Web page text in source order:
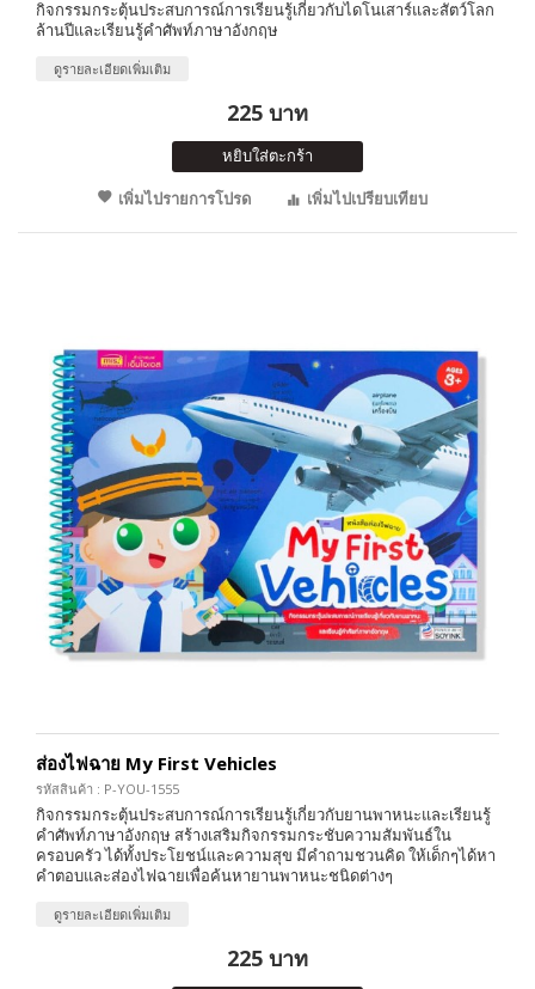
กิจกรรมกระตุ้นประสบการณ์การเรียนรู้เกี่ยวกับไดโนเสาร์และสัตว์โลก
ล้านปีและเรียนรู้คำศัพท์ภาษาอังกฤษ
ดูรายละเอียดเพิ่มเติม
225 บาท
หยิบใส่ตะกร้า
เพิ่มไปรายการโปรด
เพิ่มไปเปรียบเทียบ
ส่องไฟฉาย My First Vehicles
รหัสสินค้า : P-YOU-1555
กิจกรรมกระตุ้นประสบการณ์การเรียนรู้เกี่ยวกับยานพาหนะและเรียนรู้
คำศัพท์ภาษาอังกฤษ สร้างเสริมกิจกรรมกระชับความสัมพันธ์ใน
ครอบครัว ได้ทั้งประโยชน์และความสุข มีคำถามชวนคิด ให้เด็กๆได้หา
คำตอบและส่องไฟฉายเพื่อค้นหายานพาหนะชนิดต่างๆ
ดูรายละเอียดเพิ่มเติม
225 บาท